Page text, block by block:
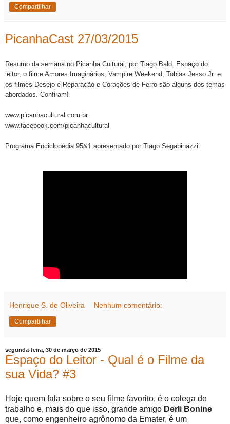
Compartilhar
PicanhaCast 27/03/2015
Resumo da semana no Picanha Cultural, por Tiago Bald. Espaço do
leitor, o filme Amores Imaginários, Vampire Weekend, Tobias Jesso Jr. e
os filmes Desejo e Reparação e Corações de Ferro são alguns dos temas
abordados. Confiram!
www.picanhacultural.com.br
www.facebook.com/picanhacultural
Programa Enciclopédia 95&1 apresentado por Tiago Segabinazzi.
Henrique S. de Oliveira Nenhum comentário:
Compartilhar
segunda-feira, 30 de março de 2015
Espaço do Leitor - Qual é o Filme da
sua Vida? #3
Hoje quem fala sobre o seu filme favorito, é o colega de
trabalho e, mais do que isso, grande amigo Derli Bonine
que, como engenheiro agrônomo da Emater, é um